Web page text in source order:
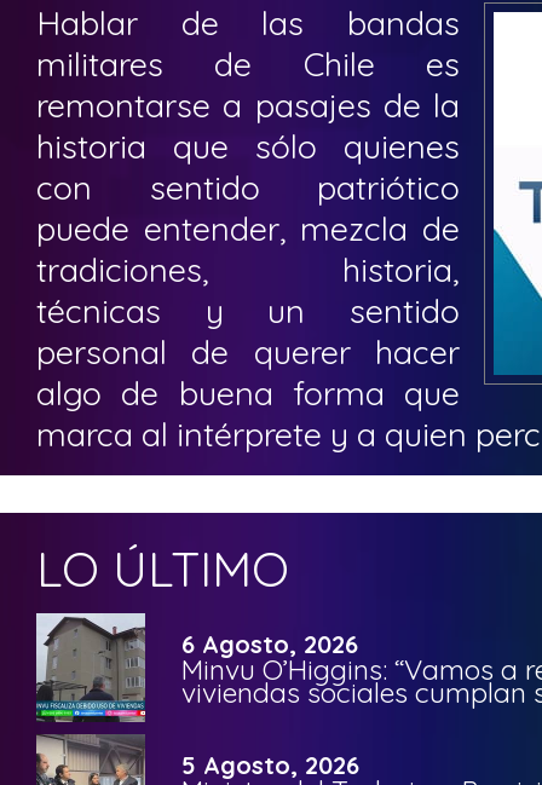
Hablar de las bandas
militares de Chile es
remontarse a pasajes de la
historia que sólo quienes
con sentido patriótico
puede entender, mezcla de
tradiciones, historia,
técnicas y un sentido
personal de querer hacer
algo de buena forma que
marca al intérprete y a quien
LO ÚLTIMO
6 Agosto, 2026
Minvu O’Higgins: “Vamos a
viviendas sociales cumplan
5 Agosto, 2026